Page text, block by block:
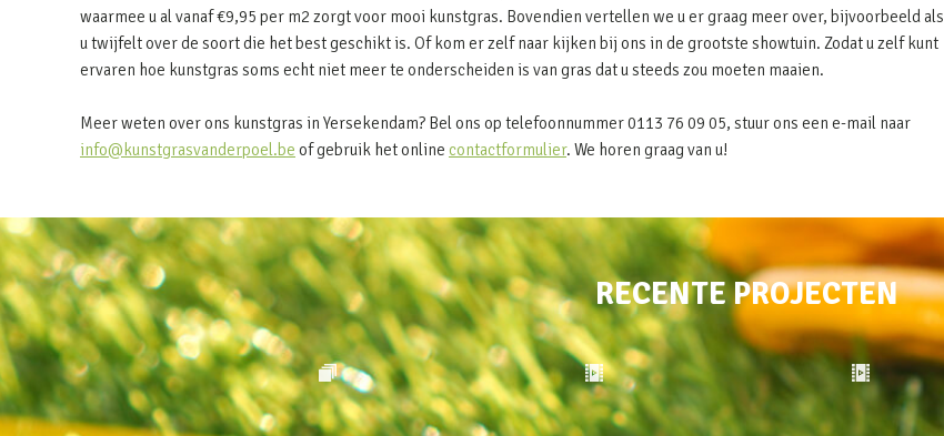
waarmee u al vanaf €9,95 per m2 zorgt voor mooi kunstgras. Bovendien vertellen we u er graag meer over, bijvoorbeeld als
u twijfelt over de soort die het best geschikt is. Of kom er zelf naar kijken bij ons in de grootste showtuin. Zodat u zelf kunt
ervaren hoe kunstgras soms echt niet meer te onderscheiden is van gras dat u steeds zou moeten maaien.
Meer weten over ons kunstgras in Yersekendam? Bel ons op telefoonnummer 0113 76 09 05, stuur ons een e-mail naar
info@kunstgrasvanderpoel.be of gebruik het online contactformulier. We horen graag van u!
RECENTE PROJECTEN